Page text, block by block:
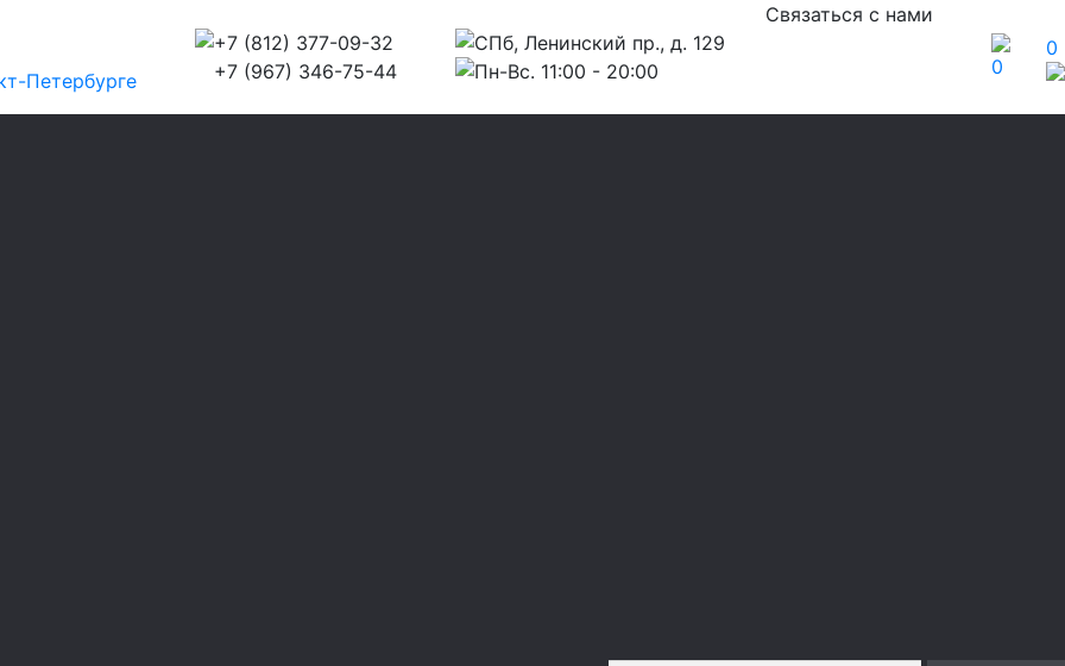
Петербурге
+7 (812) 377-09-32
+7 (967) 346-75-44
СПб, Ленинский пр., д. 129
Пн-Вс. 11:00 - 20:00
Связаться с нами
0
0